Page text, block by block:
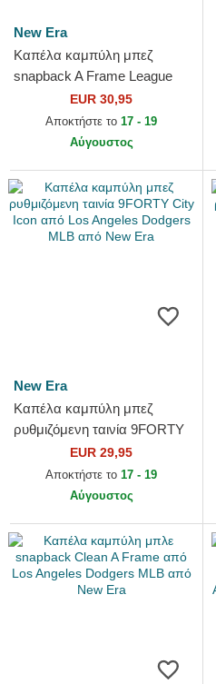
New Era
Καπέλα καμπύλη μπεζ
snapback A Frame League
Essential από Los Angeles
Dodgers MLB από New Era
EUR 30,95
Αποκτήστε το 17 - 19
Αύγουστος
New Era
Καπέλα καμπύλη μπεζ
ρυθμιζόμενη ταινία 9FORTY
City Icon από Los Angeles
Dodgers MLB από New Era
EUR 29,95
Αποκτήστε το 17 - 19
Αύγουστος